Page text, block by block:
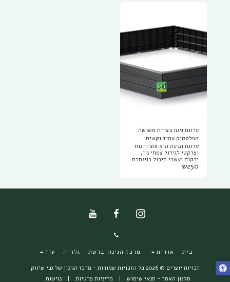
ערוגת גינה בצורת משושה
מפלסטיק עמיד וקשיח
ערוגת הגינה היא פתרון נוח
ופרקטי לגידול צמחי נוי,
ירקות ועשבי תיבול בגינתכם.
הערוגה עשויה מפלסטיק
ליצור ערוגה מוגבהת התואמת
את סידור הסביבה, ובמקביל
שמשתלבת בנוף והצורה
המוצר: 150X130X25 ס"מ
₪250
בית אודות מרכז הגינון ברשת גלריה עוד
זכויות יוצרים © 2026 כל הזכויות שמורות -
מרכז הגינון של גבי שיווק
תקנון האתר - תנאי שימוש | מדיניות פרטיות | נגישות